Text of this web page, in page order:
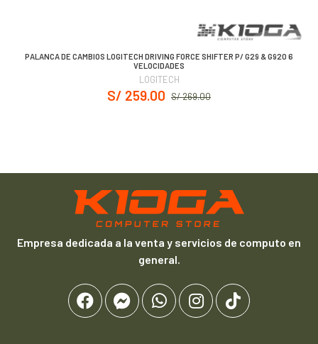
PALANCA DE CAMBIOS LOGITECH DRIVING FORCE SHIFTER P/ G29 & G920 6
VELOCIDADES
LOGITECH
S/ 269.00
S/ 259.00
Empresa dedicada a la venta y servicios de computo en
general.